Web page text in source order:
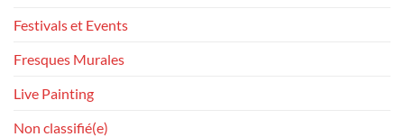
Festivals et Events
Fresques Murales
Live Painting
Non classifié(e)